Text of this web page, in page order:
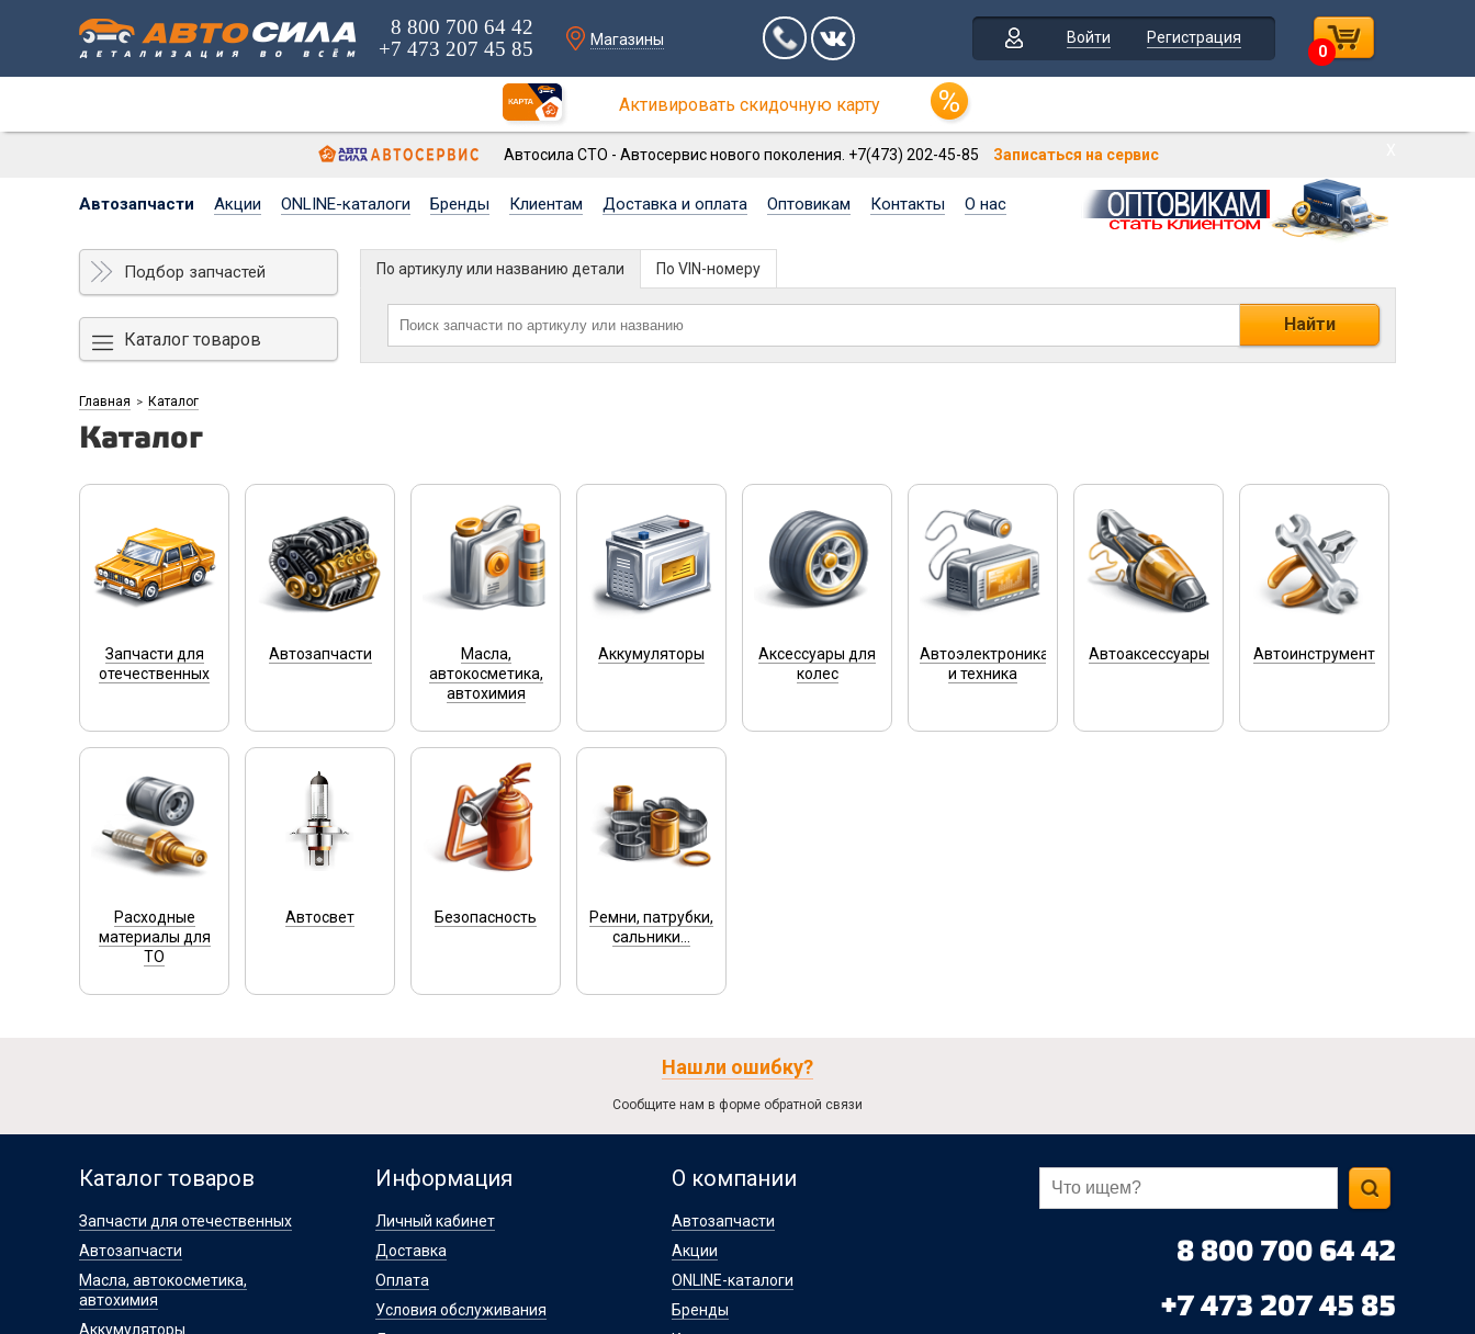
8 800 700 64 42
+7 473 207 45 85
Магазины Войти
Регистрация
0
Активировать скидочную карту
Автосила СТО - Автосервис нового поколения. +7(473) 202-45-85 Записаться на сервис
Автозапчасти Акции ONLINE-каталоги Бренды Клиентам Доставка и оплата Оптовикам Контакты О нас
Подбор запчастей
Каталог товаров
По артикулу или названию детали
Найти
По VIN-номеру
Главная > Каталог
Каталог
Запчасти для
отечественных
Автозапчасти
Масла,
автокосметика,
автохимия
Аккумуляторы
Аксессуары для
колес
Автоэлектроника
и техника
Автоаксессуары Автоинструмент
Расходные
материалы для
ТО
Автосвет Безопасность
Ремни, патрубки,
сальники...
Нашли ошибку?
Сообщите нам в форме обратной связи
Каталог товаров
Запчасти для отечественных
Автозапчасти
Масла, автокосметика,
автохимия
Аккумуляторы
Информация
Личный кабинет
Доставка
Оплата
Условия обслуживания
О компании
Автозапчасти
Акции
ONLINE-каталоги
Бренды
8 800 700 64 42
+7 473 207 45 85